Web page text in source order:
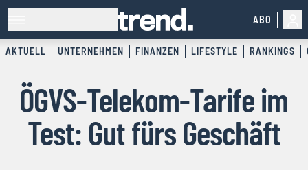
ABO
AKTUELL UNTERNEHMEN FINANZEN LIFESTYLE RANKINGS
ÖGVS-Telekom-Tarife im
Test: Gut fürs Geschäft